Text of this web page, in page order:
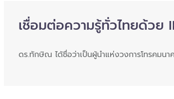
เชื่อมต่อความรู้ทั่วไทยด้วย
ดร.ทักษิณ ได้ชื่อว่าเป็นผู้นำแห่งวงการโทรคมนา